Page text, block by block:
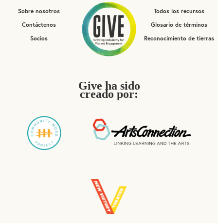
Sobre nosotros
Contáctenos
Socios
Todos los recursos
Glosario de términos
Reconocimiento de tierras
Give ha sido
creado por: